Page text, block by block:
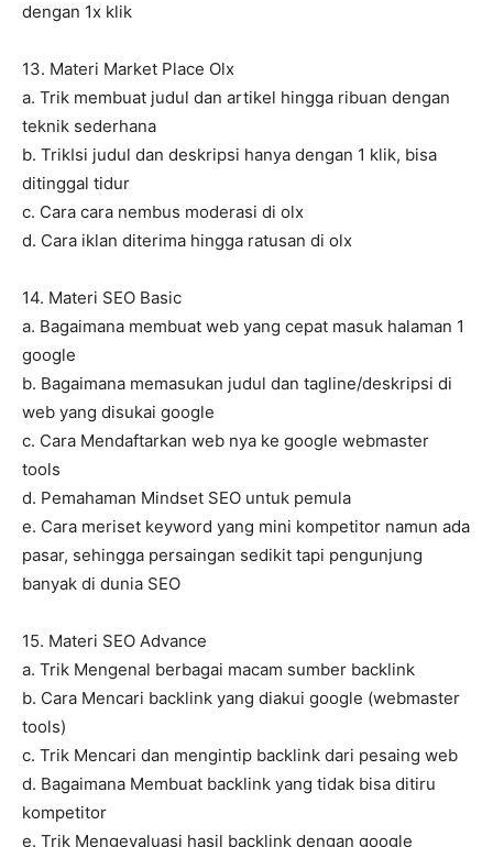
dengan 1x klik
13. Materi Market Place Olx
a. Trik membuat judul dan artikel hingga ribuan dengan
teknik sederhana
b. TrikIsi judul dan deskripsi hanya dengan 1 klik, bisa
ditinggal tidur
c. Cara cara nembus moderasi di olx
d. Cara iklan diterima hingga ratusan di olx
14. Materi SEO Basic
a. Bagaimana membuat web yang cepat masuk halaman 1
google
b. Bagaimana memasukan judul dan tagline/deskripsi di
web yang disukai google
c. Cara Mendaftarkan web nya ke google webmaster
tools
d. Pemahaman Mindset SEO untuk pemula
e. Cara meriset keyword yang mini kompetitor namun ada
pasar, sehingga persaingan sedikit tapi pengunjung
banyak di dunia SEO
15. Materi SEO Advance
a. Trik Mengenal berbagai macam sumber backlink
b. Cara Mencari backlink yang diakui google (webmaster
tools)
c. Trik Mencari dan mengintip backlink dari pesaing web
d. Bagaimana Membuat backlink yang tidak bisa ditiru
kompetitor
e. Trik Mengevaluasi hasil backlink dengan google